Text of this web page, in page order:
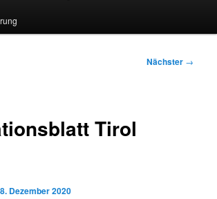
Nächster →
Tirol
Dezember 2020